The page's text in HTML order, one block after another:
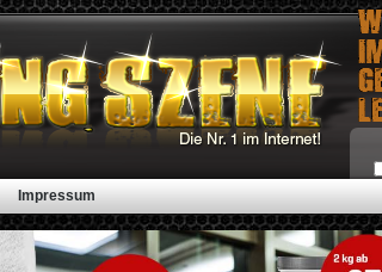
Impressum